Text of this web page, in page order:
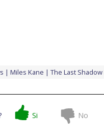
Miles Kane The Last
Si No